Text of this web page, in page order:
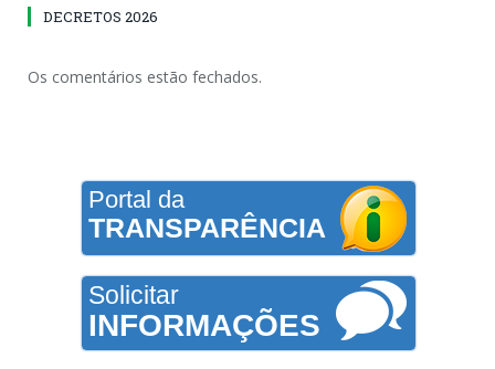
DECRETOS 2026
Os comentários estão fechados.
Portal da
TRANSPARÊNCIA
Solicitar
INFORMAÇÕES